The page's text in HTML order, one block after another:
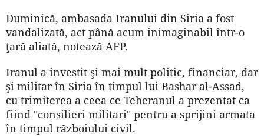
Duminică, ambasada Iranului din Siria a fost
vandalizată, act până acum inimaginabil într-o
ţară aliată, notează AFP.
Iranul a investit şi mai mult politic, financiar, dar
şi militar în Siria în timpul lui Bashar al-Assad,
cu trimiterea a ceea ce Teheranul a prezentat ca
fiind "consilieri militari" pentru a sprijini armata
în timpul războiului civil.